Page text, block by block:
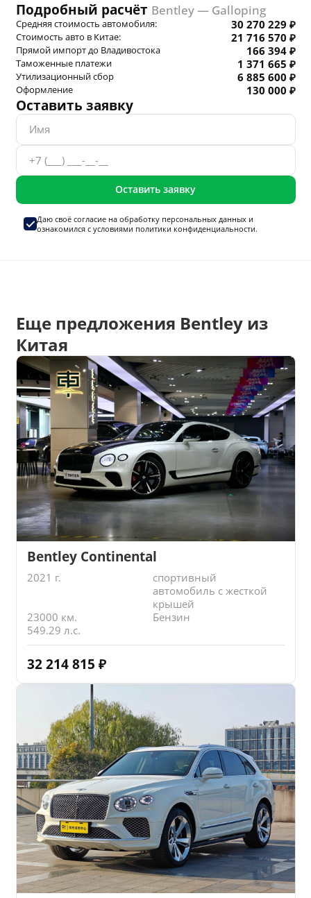
Подробный расчёт Bentley — Galloping
Средняя стоимость автомобиля: 30 270 229 ₽
Стоимость авто в Китае: 21 716 570 ₽
Прямой импорт до Владивостока 166 394 ₽
Таможенные платежи 1 371 665 ₽
Утилизационный сбор 6 885 600 ₽
Оформление 130 000 ₽
Оставить заявку
Оставить заявку
Даю своё согласие на обработку персональных данныхи
ознакомился с условиями политики конфиденциальности.
Еще предложения Bentley из
Китая
Bentley Continental
2021 г.
спортивный
автомобиль с жесткой
крышей
23000 км.
Бензин
549.29 л.с.
32 214 815 ₽